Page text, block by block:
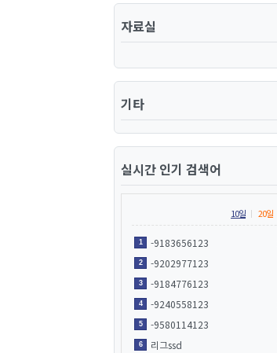
자료실
기타
실시간 인기 검색어
10일 20일
1 -9183656123
2 -9202977123
3 -9184776123
4 -9240558123
5 -9580114123
6 리그ssd